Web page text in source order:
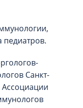
педиатров.
Санкт-
Ассоциации